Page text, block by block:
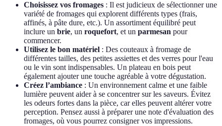
Choisissez vos fromages : Il est judicieux de sélectionner une
variété de fromages qui explorent différents types (frais,
affinés, à pâte dure, etc.). Un assortiment équilibré peut
inclure un brie, un roquefort, et un parmesan pour
commencer.
Utilisez le bon matériel : Des couteaux à fromage de
différentes tailles, des petites assiettes et des verres pour l'eau
ou le vin sont indispensables. Un plateau en bois peut
également ajouter une touche agréable à votre dégustation.
Créez l’ambiance : Un environnement calme et une faible
lumière peuvent aider à se concentrer sur les saveurs. Évitez
les odeurs fortes dans la pièce, car elles peuvent altérer votre
perception. Pensez aussi à préparer une note d'évaluation des
fromages, où vous pourrez consigner vos impressions.